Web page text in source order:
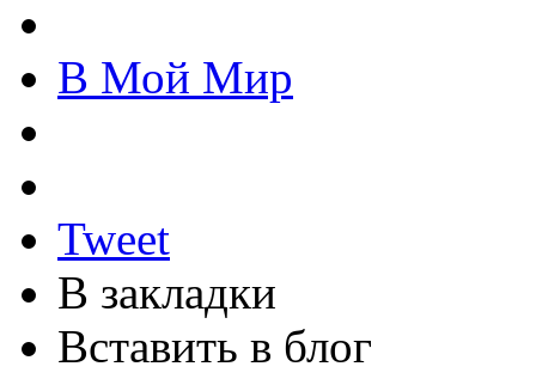
В Мой Мир
Tweet
В закладки
Вставить в блог